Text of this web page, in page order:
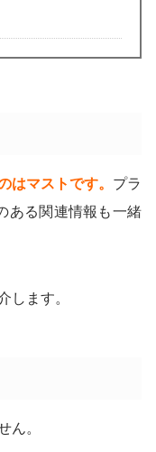
はマストです。 プラ
ある関連情報も一緒
します。
ん。